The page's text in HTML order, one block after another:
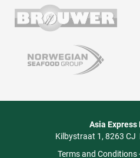
Asia Express
Kilbystraat 1 8263 CJ
Terms and Conditions